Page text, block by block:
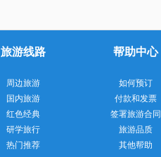
旅游线路
周边旅游
国内旅游
红色经典
研学旅行
热门推荐
帮助中心
如何预订
付款和发票
签署旅游合同
旅游品质
其他帮助